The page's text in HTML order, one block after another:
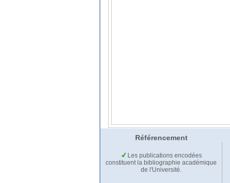
Référencement
Les publications encodées
constituent la bibliographie académique
de l'Université.